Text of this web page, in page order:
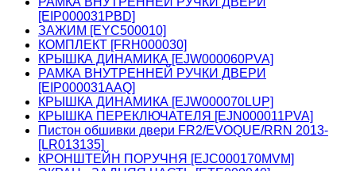
[EIP000031PBD]
ЗАЖИМ [EYC500010]
КОМПЛЕКТ [FRH000030]
КРЫШКА ДИНАМИКА [EJW000060PVA]
РАМКА ВНУТРЕННЕЙ РУЧКИ ДВЕРИ
[EIP000031AAQ]
КРЫШКА ДИНАМИКА [EJW000070LUP]
КРЫШКА ПЕРЕКЛЮЧАТЕЛЯ [EJN000011PVA]
Пистон обшивки двери FR2/EVOQUE/RRN 2013-
[LR013135]
КРОНШТЕЙН ПОРУЧНЯ [EJC000170MVM]